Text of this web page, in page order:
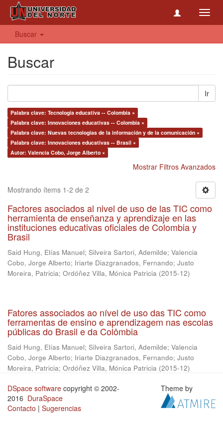
Buscar
Buscar
Ir
Palabra clave: Tecnología educativa -- Colombia ×
Palabra clave: Innovaciones educativas -- Colombia ×
Palabra clave: Nuevas tecnologías de la información y de la comunicación ×
Palabra clave: Innovaciones educativas -- Brasil ×
Autor: Valencia Cobo, Jorge Alberto ×
Mostrar Filtros Avanzados
Mostrando ítems 1-2 de 2
Factores asociados al nivel de uso de las TIC como
herramienta de enseñanza y aprendizaje en las
instituciones educativas oficiales de Colombia y
Brasil
Said Hung, Elías Manuel; Silveira Sartori, Ademilde; Valencia
Cobo, Jorge Alberto; Iriarte Diazgranados, Fernando; Justo
Moreira, Patricia; Ordóñez Villa, Mónica Patricia (2015-12)
Fatores associados ao nível de uso das TIC como
ferramentas de ensino e aprendizagem nas escolas
públicas do Brasil e da Colômbia
Said Hung, Elías Manuel; Silveira Sartori, Ademilde; Valencia
Cobo, Jorge Alberto; Iriarte Diazgranados, Fernando; Justo
Moreira, Patricia; Ordóñez Villa, Mónica Patricia (2015-12)
DSpace software copyright © 2002-
2016 DuraSpace
Contacto | Sugerencias
Theme by